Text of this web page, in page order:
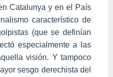
Catalunya y en el País
característico de
(que se definían
especialmente a las
visión. Y tampoco
sesgo derechista del